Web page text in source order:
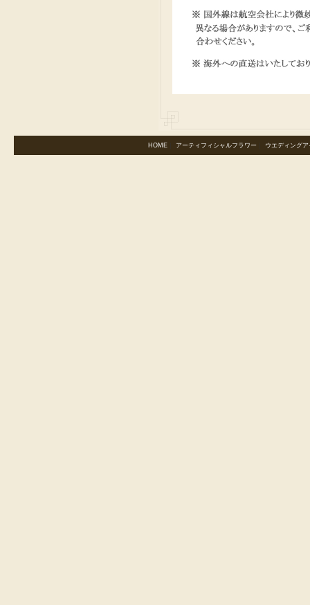
HOME｜ アーティフィシャルフラワー｜ ウエディングア